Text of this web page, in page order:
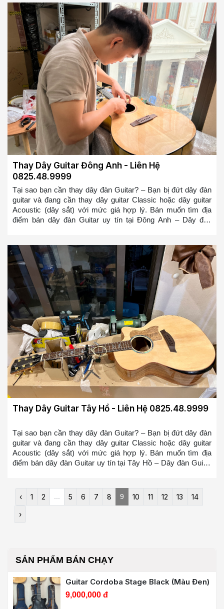
đánh tốt hơn, bạn sẽ không bị ức chế nữa khi chơi đàn
Guitar so với bộ dây đàn Guitar bị rỉ => Bạn ở bất cứ đâu tại
Thanh Trì muốn tìm địa điểm thay dây đàn guitar hoặc mua
dây đàn guitar tại Thanh Trì. Chúng tôi sẽ cử đội ngũ thợ lành
nghề đến thay trong 10-20 phút cho các bạn
Thay Dây Guitar Đông Anh - Liên Hệ
0825.48.9999
Tại sao bạn cần thay dây đàn Guitar? – Bạn bị đứt dây đàn
guitar và đang cần thay dây guitar Classic hoặc dây guitar
Acoustic (dây sắt) với mức giá hợp lý. Bán muốn tìm địa
điểm bán dây đàn Guitar uy tín tại Đông Anh – Dây đàn
đánh tốt hơn, bạn sẽ không bị ức chế nữa khi chơi đàn
Guitar so với bộ dây đàn Guitar bị rỉ => Bạn ở bất cứ đâu tại
Đông Anh muốn tìm địa điểm thay dây đàn guitar hoặc mua
dây đàn guitar tại Đông Anh. Chúng tôi sẽ cử đội ngũ thợ
lành nghề đến thay trong 10-20 phút cho các bạn
Thay Dây Guitar Tây Hồ - Liên Hệ 0825.48.9999
Tại sao bạn cần thay dây đàn Guitar? – Bạn bị đứt dây đàn
guitar và đang cần thay dây guitar Classic hoặc dây guitar
Acoustic (dây sắt) với mức giá hợp lý. Bán muốn tìm địa
điểm bán dây đàn Guitar uy tín tại Tây Hồ – Dây đàn Guitar
hơn, bạn sẽ không bị ức chế nữa khi chơi đàn Guitar so với
tìm địa điểm thay dây đàn guitar hoặc mua dây đàn guitar tại
‹ 1 2 5 6 7 8 9 10 11 12 13 14
›
SẢN PHẨM BÁN CHẠY
Guitar Cordoba Stage Black (Màu Đen)
9,000,000 đ